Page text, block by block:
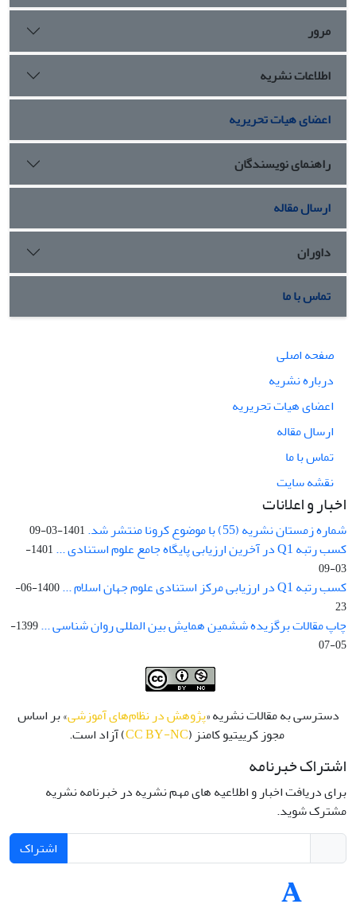
مرور
اطلاعات نشریه
اعضای هیات تحریریه
راهنمای نویسندگان
ارسال مقاله
داوران
تماس با ما
صفحه اصلی
درباره نشریه
اعضای هیات تحریریه
ارسال مقاله
تماس با ما
نقشه سایت
اخبار و اعلانات
شماره زمستان نشریه (55) با موضوع کرونا منتشر شد. 1401-03-09
کسب رتبه Q1 در آخرین ارزیابی پایگاه جامع علوم استنادی ...
1401-
03-09
کسب رتبه Q1 در ارزیابی مرکز استنادی علوم جهان اسلام ...
1400-06-
23
چاپ مقالات برگزیده ششمین همایش بین المللی روان شناسی ...
1399-
05-07
دسترسی به مقالات نشریه «پژوهش در نظام‌های آموزشی» بر اساس
مجوز کرییتیو کامنز (CC BY-NC) آزاد است.
اشتراک خبرنامه
برای دریافت اخبار و اطلاعیه های مهم نشریه در خبرنامه نشریه
مشترک شوید.
اشتراک